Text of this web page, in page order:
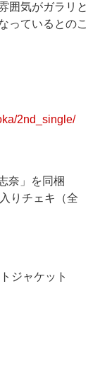
囲気がガラリと
っているとのこ
2nd_single/
奈」を同梱
りチェキ（全
ジャケット